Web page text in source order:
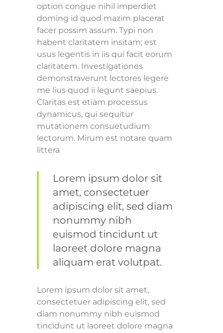
option congue nihil imperdiet
doming id quod mazim placerat
facer possim assum. Typi non
habent claritatem insitam; est
usus legentis in iis qui facit eorum
claritatem. Investigationes
demonstraverunt lectores legere
me lius quod ii legunt saepius.
Claritas est etiam processus
dynamicus, qui sequitur
mutationem consuetudium
lectorum. Mirum est notare quam
littera
Lorem ipsum dolor sit
amet, consectetuer
adipiscing elit, sed diam
nonummy nibh
euismod tincidunt ut
laoreet dolore magna
aliquam erat volutpat.
Lorem ipsum dolor sit amet,
consectetuer adipiscing elit, sed
diam nonummy nibh euismod
tincidunt ut laoreet dolore magna